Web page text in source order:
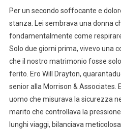
Per un secondo soffocante e
stanza. Lei sembrava una donna
fondamentalmente come
Solo due giorni prima, vivevo una
che il nostro matrimonio fosse
ferito. Ero Will Drayton,
senior alla Morrison & Associates.
uomo che misurava la sicurezza
marito che controllava la
lunghi viaggi, bilanciava